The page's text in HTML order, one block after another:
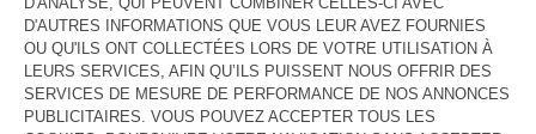
Dimanche
Fermé
CONTACT
Tél. :(+33) 04 43 11 85 58